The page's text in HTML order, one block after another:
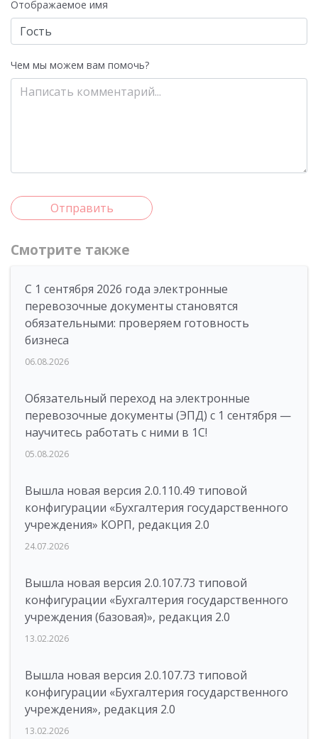
Отображаемое имя
Чем мы можем вам помочь?
Отправить
Смотрите также
С 1 сентября 2026 года электронные
перевозочные документы становятся
обязательными: проверяем готовность
бизнеса
06.08.2026
Обязательный переход на электронные
перевозочные документы (ЭПД) с 1 сентября —
научитесь работать с ними в 1С!
05.08.2026
Вышла новая версия 2.0.110.49 типовой
конфигурации «Бухгалтерия государственного
учреждения» КОРП, редакция 2.0
24.07.2026
Вышла новая версия 2.0.107.73 типовой
конфигурации «Бухгалтерия государственного
учреждения (базовая)», редакция 2.0
13.02.2026
Вышла новая версия 2.0.107.73 типовой
конфигурации «Бухгалтерия государственного
учреждения», редакция 2.0
13.02.2026